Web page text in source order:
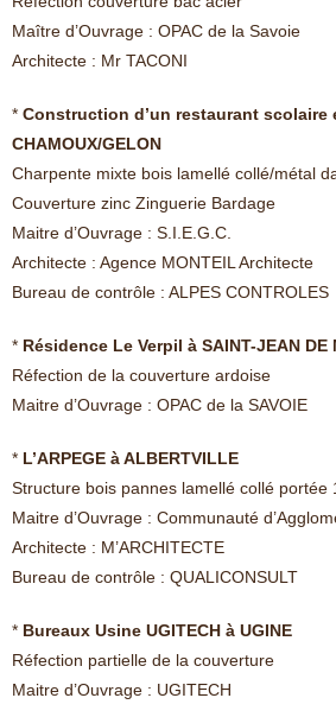
Maître d’Ouvrage : OPAC de la Savoie
Architecte : Mr TACONI
* Construction d’un restaurant scolaire
CHAMOUX/GELON
Charpente mixte bois lamellé collé/métal
Couverture zinc Zinguerie Bardage
Maitre d’Ouvrage : S.I.E.G.C.
Architecte : Agence MONTEIL Architecte
Bureau de contrôle : ALPES CONTROLES
* Résidence Le Verpil à SAINT-JEAN DE
Réfection de la couverture ardoise
Maitre d’Ouvrage : OPAC de la SAVOIE
* L’ARPEGE à ALBERTVILLE
Structure bois pannes lamellé collé portée
Maitre d’Ouvrage : Communauté
Architecte : M’ARCHITECTE
Bureau de contrôle : QUALICONSULT
* Bureaux Usine UGITECH à UGINE
Réfection partielle de la couverture
Maitre d’Ouvrage : UGITECH